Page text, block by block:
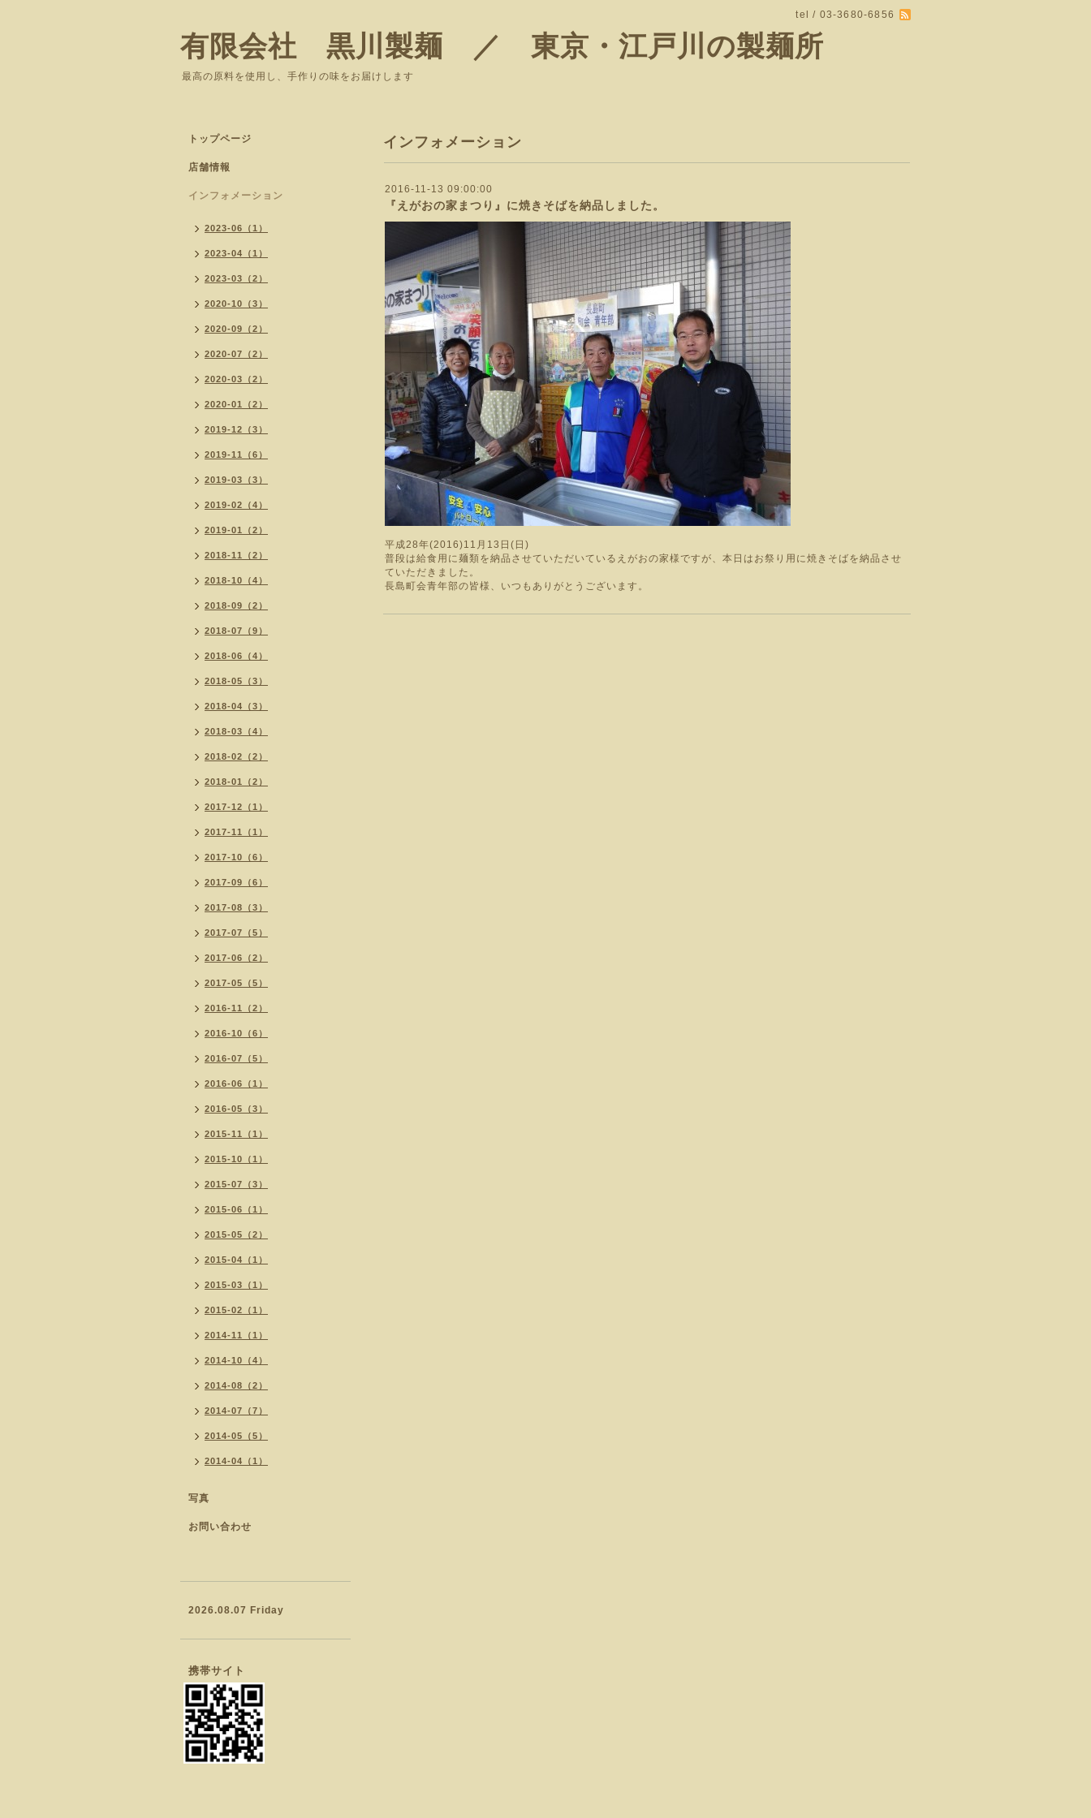
tel / 03-3680-6856
有限会社 黒川製麺 ／ 東京・江戸川の製麺所
最高の原料を使用し、手作りの味をお届けします
インフォメーション
2016-11-13 09:00:00
『えがおの家まつり』に焼きそばを納品しました。
平成28年(2016)11月13日(日)
普段は給食用に麺類を納品させていただいているえがおの家様ですが、本日はお祭り用に焼きそばを納品させ
ていただきました。
長島町会青年部の皆様、いつもありがとうございます。
トップページ
店舗情報
インフォメーション
2023-06（1）
2023-04（1）
2023-03（2）
2020-10（3）
2020-09（2）
2020-07（2）
2020-03（2）
2020-01（2）
2019-12（3）
2019-11（6）
2019-03（3）
2019-02（4）
2019-01（2）
2018-11（2）
2018-10（4）
2018-09（2）
2018-07（9）
2018-06（4）
2018-05（3）
2018-04（3）
2018-03（4）
2018-02（2）
2018-01（2）
2017-12（1）
2017-11（1）
2017-10（6）
2017-09（6）
2017-08（3）
2017-07（5）
2017-06（2）
2017-05（5）
2016-11（2）
2016-10（6）
2016-07（5）
2016-06（1）
2016-05（3）
2015-11（1）
2015-10（1）
2015-07（3）
2015-06（1）
2015-05（2）
2015-04（1）
2015-03（1）
2015-02（1）
2014-11（1）
2014-10（4）
2014-08（2）
2014-07（7）
2014-05（5）
2014-04（1）
写真
お問い合わせ
2026.08.07 Friday
携帯サイト